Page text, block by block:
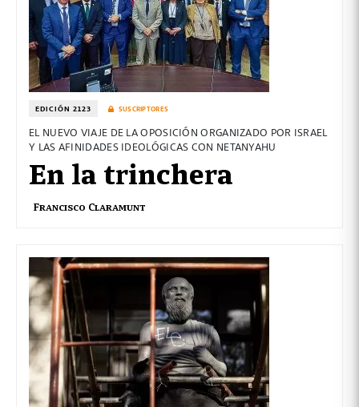
EDICIÓN 2123 SUSCRIPTORES
EL NUEVO VIAJE DE LA OPOSICIÓN ORGANIZADO POR ISRAEL
Y LAS AFINIDADES IDEOLÓGICAS CON NETANYAHU
En la trinchera
Francisco Claramunt